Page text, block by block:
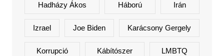
Hadházy Ákos Háború Irán
Izrael Joe Biden Karácsony Gergely
Korrupció Kábítószer LMBTQ